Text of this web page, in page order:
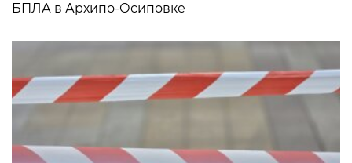
БПЛА в Архипо-Осиповке